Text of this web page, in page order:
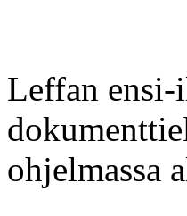
Leffan
ohjelmassa